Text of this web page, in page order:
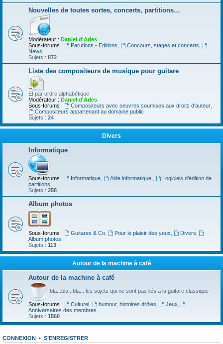
Nouvelles de toutes sortes, concerts, partitions…
Modérateur : Daniel d'Arles
Sous-forums :
Parutions - Editions Concours, stages et concerts
News
Sujets : 872
Liste des compositeurs de musique pour guitare
Et par ordre alphabétique
Modérateur : Daniel d'Arles
Sous-forums :
Compositeurs avec oeuvres soumises aux droits d'auteur,
Compositeurs appartenant au domaine public
Sujets : 24
Divers
Informatique
Sous-forums : Informatique, Aide informatique.
Logiciels d'édition de
partitions
Sujets : 258
Album photos
Sous-forums : Guitares & Co, Pour le plaisir des yeux Divers
Album photos
Sujets : 113
Autour de la machine à café
Autour de la machine à café
bla...bla...bla... les sujets qui ne sont pas liés à la guitare classique
Sous-forums : Culturel, humour, histoires drôles Jeux
Anniversaires des membres
Sujets : 1560
CONNEXION • S’ENREGISTRER